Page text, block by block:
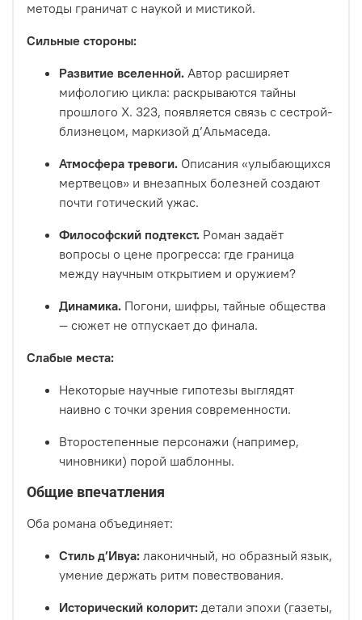
методы граничат с наукой и мистикой.
Сильные стороны:
Развитие вселенной. Автор расширяет
мифологию цикла: раскрываются тайны
прошлого Х. 323, появляется связь с сестрой-
близнецом, маркизой д’Альмаседа.
Атмосфера тревоги. Описания «улыбающихся
мертвецов» и внезапных болезней создают
почти готический ужас.
Философский подтекст. Роман задаёт
вопросы о цене прогресса: где граница
между научным открытием и оружием?
Динамика. Погони, шифры, тайные общества
— сюжет не отпускает до финала.
Слабые места:
Некоторые научные гипотезы выглядят
наивно с точки зрения современности.
Второстепенные персонажи (например,
чиновники) порой шаблонны.
Общие впечатления
Оба романа объединяет:
Стиль д’Ивуа: лаконичный, но образный язык,
умение держать ритм повествования.
Исторический колорит: детали эпохи (газеты,